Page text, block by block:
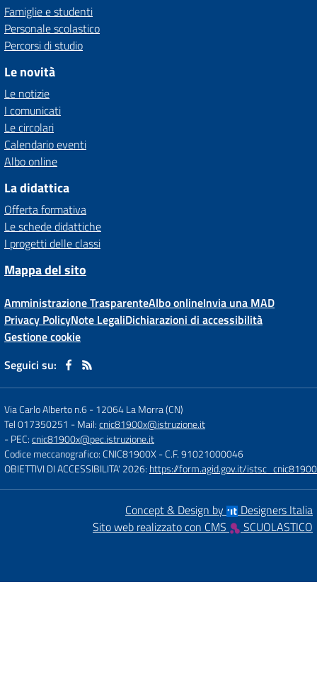
Famiglie e studenti
Personale scolastico
Percorsi di studio
Le novità
Le notizie
I comunicati
Le circolari
Calendario eventi
Albo online
La didattica
Offerta formativa
Le schede didattiche
I progetti delle classi
Mappa del sito
Amministrazione TrasparenteAlbo onlineInvia una MAD
Privacy PolicyNote LegaliDichiarazioni di accessibilità
Gestione cookie
Seguici su:
Via Carlo Alberto n.6-12064 La Morra (CN)
Tel 017350251 - Mail:cnic81900x@istruzione.it
- PEC:cnic81900x@pec.istruzione.it
Codice meccanografico: CNIC81900X- C.F. 91021000046
OBIETTIVI DI ACCESSIBILITA' 2026: https://form.agid.gov.it/
Concept & Design by
Designers Italia
Sito web realizzato con CMS
SCUOLASTICO